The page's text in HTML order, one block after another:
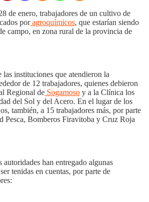
de enero, trabajadores de un cultivo de
poragroquímicos, que estarían siendo
campo, en zona rural de la provincia de
las instituciones que atendieron la
de 12 trabajadores, quienes debieron
Regional de Sogamoso y a la Clínica los
del Sol y del Acero. En el lugar de los
también, a 15 trabajadores más, por parte
Pesca, Bomberos Firavitoba y Cruz Roja
autoridades han entregado algunas
tenidas en cuentas, por parte de